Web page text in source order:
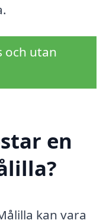
och utan
en
kan vara